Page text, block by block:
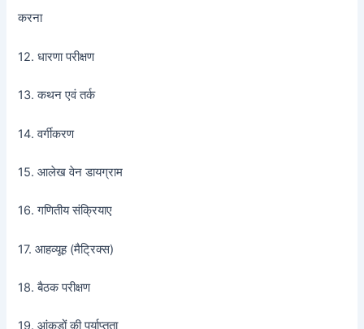
करना
12. धारणा परीक्षण
13. कथन एवं तर्क
14. वर्गीकरण
15. आलेख वेन डायग्राम
16. गणितीय संक्रियाए
17. आहव्यूह (मैट्रिक्स)
18. बैठक परीक्षण
19. आंकड़ों की पर्याप्तता